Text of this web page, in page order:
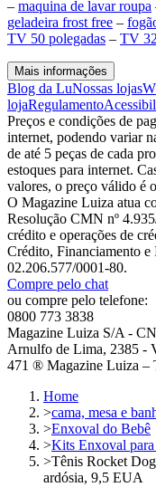
– maquina de lavar roupa
geladeira frost free –
TV 50 polegadas – TV
Mais informações
Blog da LuNossas lojas
lojaRegulamento
Preços e condições de
internet, podendo variar
de até 5 peças de cada
estoques para internet.
valores, o preço válido é
O Magazine Luiza atua
Resolução CMN nº
crédito e operações de
Crédito, Financiamento e
02.206.577/0001-80.
Compre pelo chat
ou compre pelo telefone:
0800 773 3838
Magazine Luiza S/A -
Arnulfo de Lima, 2385 -
471 ® Magazine Luiza –
Home
>cama, mesa e
>Enxoval do Bebê
>Kits Enxoval
>Tênis Rocket
ardósia, 9,5 EUA